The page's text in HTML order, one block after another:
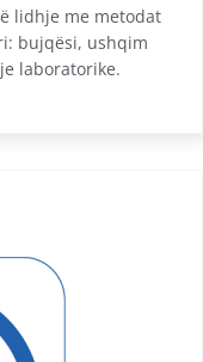
lidhje me metodat
bujqësi, ushqim
laboratorike.